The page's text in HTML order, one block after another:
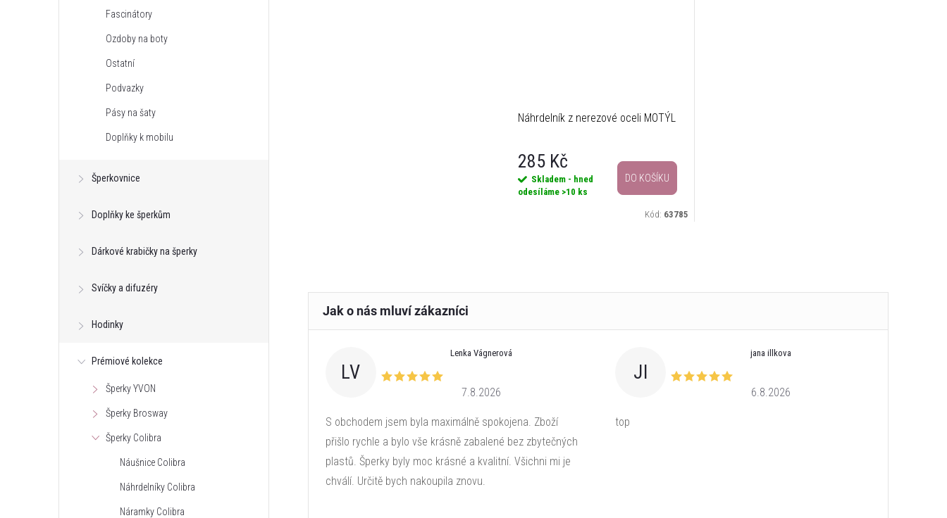
Fascinátory
Ozdoby na boty
Ostatní
Podvazky
Pásy na šaty
Doplňky k mobilu
Šperkovnice
Doplňky ke šperkům
Dárkové krabičky na šperky
Svíčky a difuzéry
Hodinky
Prémiové kolekce
Šperky YVON
Šperky Brosway
Šperky Colibra
Náušnice Colibra
Náhrdelníky Colibra
Náramky Colibra
Náhrdelník z nerezové oceli MOTÝL
285 Kč
Skladem - hned
odesíláme >10 ks
DO KOŠÍKU
Kód: 63785
LV
Lenka Vágnerová
7.8.2026
S obchodem jsem byla maximálně spokojena. Zboží
přišlo rychle a bylo vše krásně zabalené bez zbytečných
plastů. Šperky byly moc krásné a kvalitní. Všichni mi je
chválí. Určitě bych nakoupila znovu.
JI
jana illkova
6.8.2026
top